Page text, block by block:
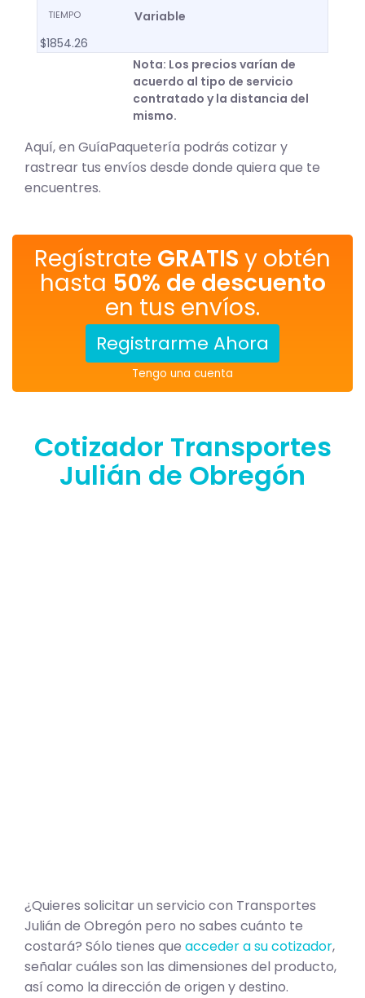
TIEMPO
Variable
$1854.26
Nota: Los precios varían de
acuerdo al tipo de servicio
contratado y la distancia del
mismo.
Aquí, en GuíaPaquetería podrás cotizar y
rastrear tus envíos desde donde quiera que te
encuentres.
Regístrate GRATIS y obtén
hasta 50% de descuento
en tus envíos.
Registrarme Ahora
Tengo una cuenta
Cotizador Transportes
Julián de Obregón
¿Quieres solicitar un servicio con Transportes
Julián de Obregón pero no sabes cuánto te
costará? Sólo tienes que acceder a su cotizador,
señalar cuáles son las dimensiones del producto,
así como la dirección de origen y destino.